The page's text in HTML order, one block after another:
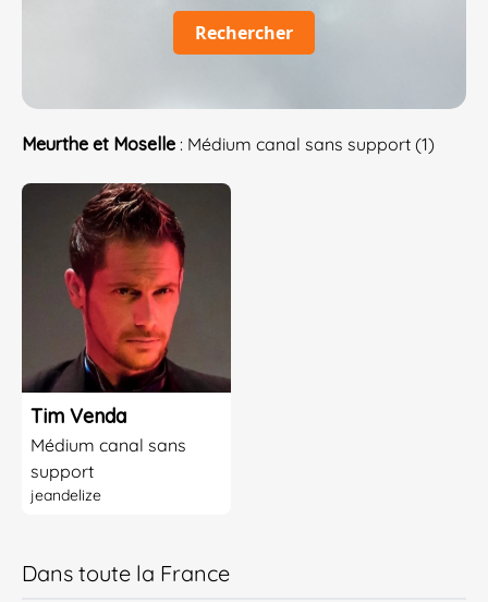
Rechercher
Meurthe et Moselle : Médium canal sans support (1)
Tim Venda
Médium canal sans
support
jeandelize
Dans toute la France